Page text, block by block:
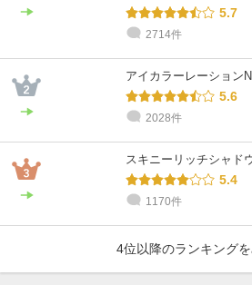
5.7
2714件
アイカラーレーション
5.6
2028件
スキニーリッチシャ
5.4
1170件
4位以降のランキング